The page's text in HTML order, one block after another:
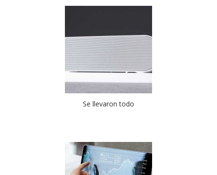
Se llevaron todo